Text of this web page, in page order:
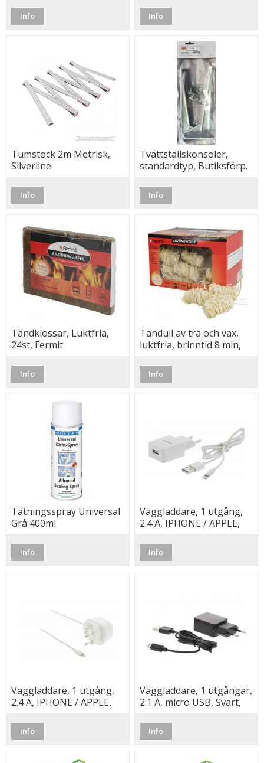
Info Info
Tumstock 2m Metrisk,
Silverline
Info
Tvättställskonsoler,
standardtyp, Butiksförp.
Info
Tändklossar, Luktfria,
24st, Fermit
Info
Tändull av trä och vax,
luktfria, brinntid 8 min,
Info
Tätningsspray Universal
Grå 400ml
Info
Väggladdare, 1 utgång,
2.4 A, IPHONE / APPLE,
Info
Väggladdare, 1 utgång,
2.4 A, IPHONE / APPLE,
Info
Väggladdare, 1 utgångar,
2.1 A, micro USB, Svart,
Info